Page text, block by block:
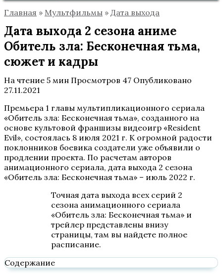
Главная » Мультфильмы » Дата выхода
Дата выхода 2 сезона аниме
Обитель зла: Бесконечная тьма,
сюжет и кадры
На чтение 5 мин Просмотров 47 Опубликовано
27.11.2021
Премьера 1 главы мультипликационного сериала
«Обитель зла: Бесконечная тьма», созданного на
основе культовой франшизы видеоигр «Resident
Evil», состоялась 8 июля 2021 г. К огромной радости
поклонников боевика создатели уже объявили о
продлении проекта. По расчетам авторов
анимационного сериала, дата выхода 2 сезона
«Обитель зла: Бесконечная тьма» – июль 2022 г.
Точная дата выхода всех серий 2
сезона анимационного сериала
«Обитель зла: Бесконечная тьма» и
трейлер представлены внизу
страницы, там вы найдете полное
расписание.
Содержание